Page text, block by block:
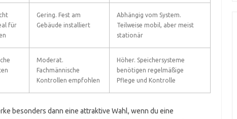
für
Gering. Fest am
Gebäude installiert
Abhängig vom System.
Teilweise mobil, aber meist
stationär
Moderat.
Fachmännische
Kontrollen empfohlen
Höher. Speichersysteme
benötigen regelmäßige
Pflege und Kontrolle
besonders dann eine attraktive Wahl, wenn du eine